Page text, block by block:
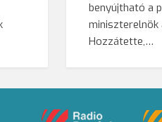
benyújtható a
miniszterelnök
Hozzátette,…